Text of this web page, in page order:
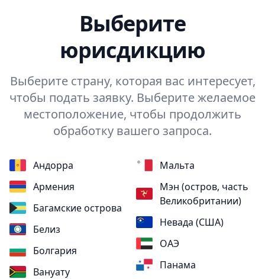
Выберите
юрисдикцию
Выберите страну, которая вас интересует,
чтобы подать заявку. Выберите желаемое
местоположение, чтобы продолжить
обработку вашего запроса.
Андорра
Армения
Багамские острова
Белиз
Болгария
Вануату
Мальта
Мэн (остров, часть
Великобритании)
Невада (США)
ОАЭ
Панама